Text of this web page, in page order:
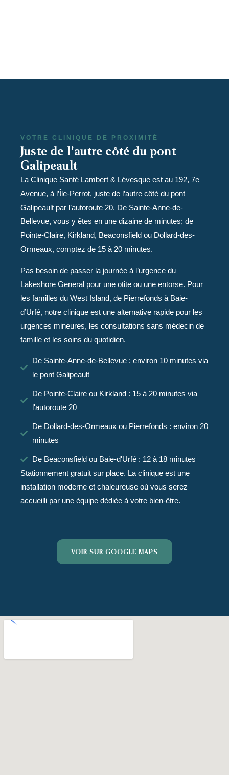
VOTRE CLINIQUE DE PROXIMITÉ
Juste de l'autre côté du pont
Galipeault
La Clinique Santé Lambert & Lévesque est au 192, 7e
Avenue, à l’Île-Perrot, juste de l’autre côté du pont
Galipeault par l’autoroute 20. De Sainte-Anne-de-
Bellevue, vous y êtes en une dizaine de minutes; de
Pointe-Claire, Kirkland, Beaconsfield ou Dollard-des-
Ormeaux, comptez de 15 à 20 minutes.
Pas besoin de passer la journée à l’urgence du
Lakeshore General pour une otite ou une entorse. Pour
les familles du West Island, de Pierrefonds à Baie-
d’Urfé, notre clinique est une alternative rapide pour les
urgences mineures, les consultations sans médecin de
famille et les soins du quotidien.
De Sainte-Anne-de-Bellevue : environ 10 minutes via
le pont Galipeault
De Pointe-Claire ou Kirkland : 15 à 20 minutes via
l'autoroute 20
De Dollard-des-Ormeaux ou Pierrefonds : environ 20
minutes
De Beaconsfield ou Baie-d'Urfé : 12 à 18 minutes
Stationnement gratuit sur place. La clinique est une
installation moderne et chaleureuse où vous serez
accueilli par une équipe dédiée à votre bien-être.
VOIR SUR GOOGLE MAPS